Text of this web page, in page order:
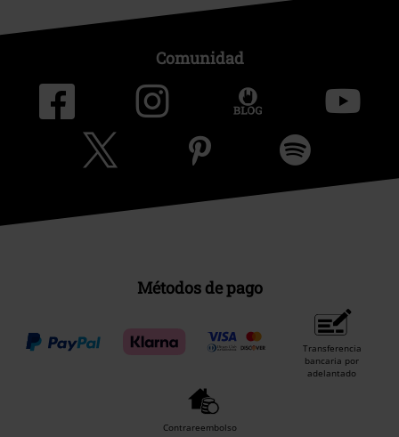
Comunidad
Métodos de pago
Transferencia
bancaria por
adelantado
Contrareembolso